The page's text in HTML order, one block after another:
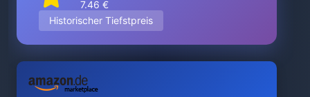
7.46 €
Historischer Tiefstpreis